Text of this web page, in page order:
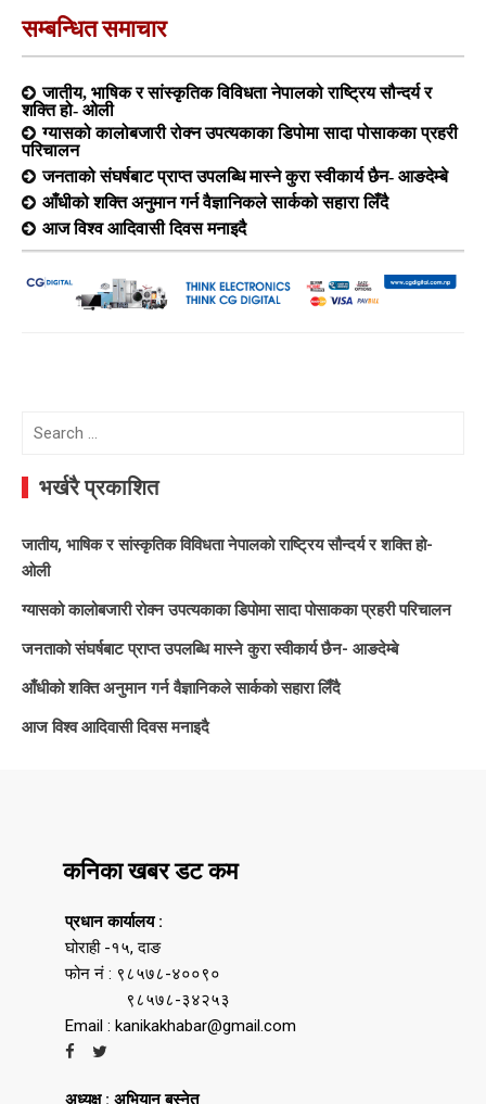
सम्बन्धित समाचार
जातीय, भाषिक र सांस्कृतिक विविधता नेपालको राष्ट्रिय सौन्दर्य र
शक्ति हो- ओली
ग्यासको कालोबजारी रोक्न उपत्यकाका डिपोमा सादा पोसाकका प्रहरी
परिचालन
जनताको संघर्षबाट प्राप्त उपलब्धि मास्ने कुरा स्वीकार्य छैन- आङदेम्बे
आँधीको शक्ति अनुमान गर्न वैज्ञानिकले सार्कको सहारा लिँदै
आज विश्व आदिवासी दिवस मनाइदै
Search
भर्खरै प्रकाशित
जातीय, भाषिक र सांस्कृतिक विविधता नेपालको राष्ट्रिय सौन्दर्य र शक्ति हो-
ओली
ग्यासको कालोबजारी रोक्न उपत्यकाका डिपोमा सादा पोसाकका प्रहरी परिचालन
जनताको संघर्षबाट प्राप्त उपलब्धि मास्ने कुरा स्वीकार्य छैन- आङदेम्बे
आँधीको शक्ति अनुमान गर्न वैज्ञानिकले सार्कको सहारा लिँदै
आज विश्व आदिवासी दिवस मनाइदै
कनिका खबर डट कम
प्रधान कार्यालय :
घोराही -१५, दाङ
फोन नं : ९८५७८-४००९०
९८५७८-३४२५३
Email : kanikakhabar@gmail.com
अध्यक्ष : अभियान बस्नेत